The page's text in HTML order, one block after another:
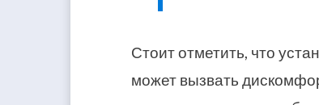
Стоит отметить, что
может вызвать